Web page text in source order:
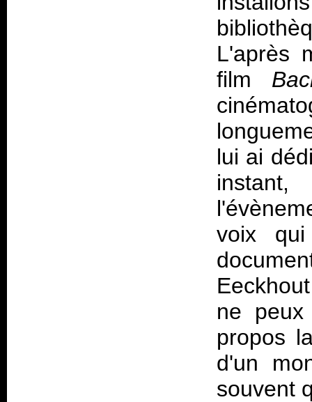
L'après
film
lui ai
instant,
voix
ne
propos
d'un
souvent